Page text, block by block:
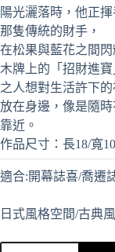
陽光灑落時，他正
那隻傳統的財手，
在松果與藍花之間
木牌上的「招財進
之人想對生活許下的
放在身邊，像是隨
靠近。
作品尺寸：長18/寬
適合:開幕誌喜/喬遷
日式風格空間/古典